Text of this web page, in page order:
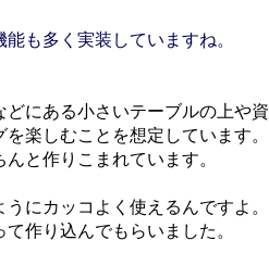
も多く実装していますね。
にある小さいテーブルの上や資
楽しむことを想定しています。
と作りこまれています。
にカッコよく使えるんですよ。
作り込んでもらいました。